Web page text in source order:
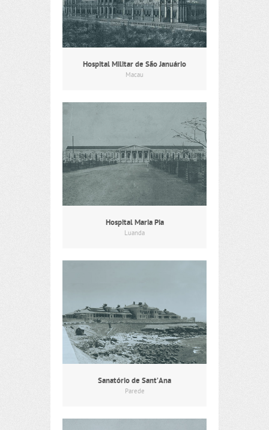
Hospital Militar de São Januário
Macau
Hospital Maria Pia
Luanda
Sanatório de Sant’Ana
Parede